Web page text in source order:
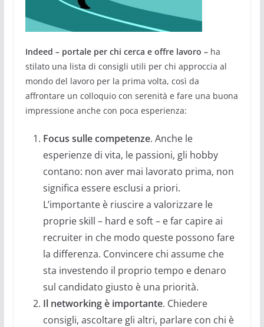
Indeed – portale per chi cerca e offre lavoro – ha
stilato una lista di consigli utili per chi approccia al
mondo del lavoro per la prima volta, così da
affrontare un colloquio con serenità e fare una buona
impressione anche con poca esperienza:
Focus sulle competenze. Anche le
esperienze di vita, le passioni, gli hobby
contano: non aver mai lavorato prima, non
significa essere esclusi a priori.
L’importante è riuscire a valorizzare le
proprie skill – hard e soft – e far capire ai
recruiter in che modo queste possono fare
la differenza. Convincere chi assume che
sta investendo il proprio tempo e denaro
sul candidato giusto è una priorità.
Il networking è importante. Chiedere
consigli, ascoltare gli altri, parlare con chi è